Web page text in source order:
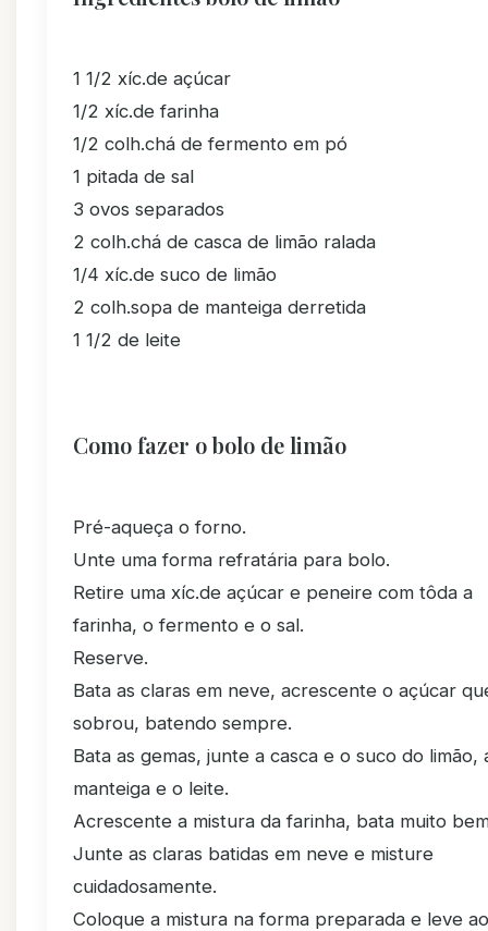
1 1/2 xíc.de açúcar
1/2 xíc.de farinha
1/2 colh.chá de fermento em pó
1 pitada de sal
3 ovos separados
2 colh.chá de casca de limão ralada
1/4 xíc.de suco de limão
2 colh.sopa de manteiga derretida
1 1/2 de leite
Como fazer o bolo de limão
Pré-aqueça o forno.
Unte uma forma refratária para bolo.
Retire uma xíc.de açúcar e peneire com tôda a
farinha, o fermento e o sal.
Reserve.
Bata as claras em neve, acrescente o açúcar
sobrou, batendo sempre.
Bata as gemas, junte a casca e o suco do limão,
manteiga e o leite.
Acrescente a mistura da farinha, bata muito
Junte as claras batidas em neve e misture
cuidadosamente.
Coloque a mistura na forma preparada e leve ao